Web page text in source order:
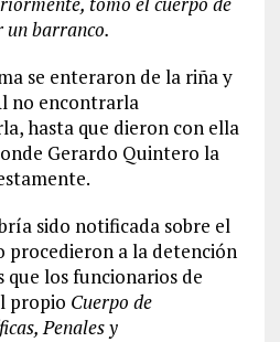
barranco.
se enteraron de la riña y
no encontrarla
hasta que dieron con ella
Gerardo Quintero la
sido notificada sobre el
procedieron a la detención
los funcionarios de
propio Cuerpo de
Penales y